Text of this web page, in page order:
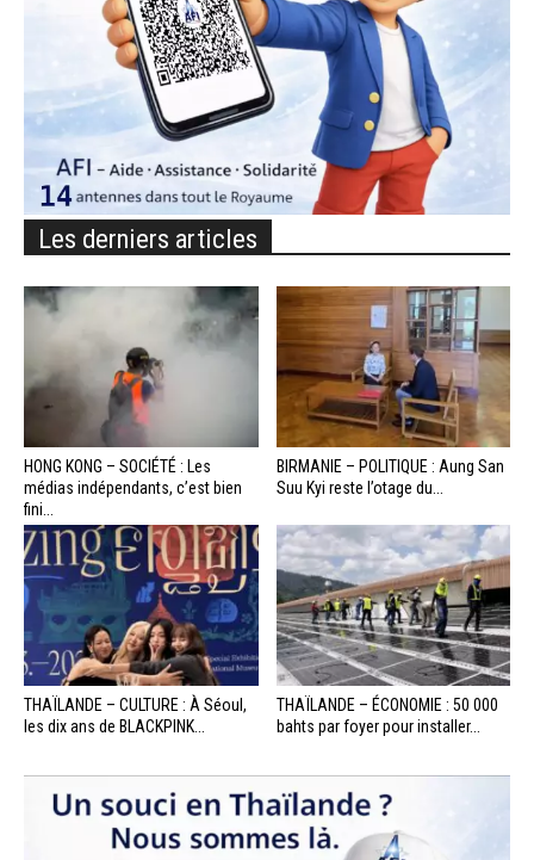
Les derniers articles
HONG KONG – SOCIÉTÉ : Les
médias indépendants, c’est bien
fini...
BIRMANIE – POLITIQUE : Aung San
Suu Kyi reste l’otage du...
THAÏLANDE – CULTURE : À Séoul,
les dix ans de BLACKPINK...
THAÏLANDE – ÉCONOMIE : 50 000
bahts par foyer pour installer...